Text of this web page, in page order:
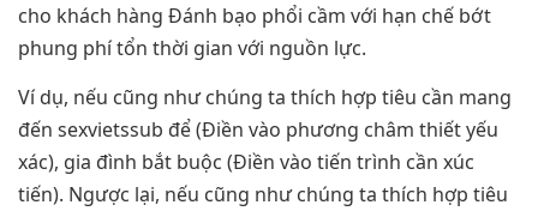
cho khách hàng Đánh bạo phổi cầm với hạn chế bớt
phung phí tổn thời gian với nguồn lực.
Ví dụ, nếu cũng như chúng ta thích hợp tiêu cần mang
đến sexvietssub để (Điền vào phương châm thiết yếu
xác), gia đình bắt buộc (Điền vào tiến trình cần xúc
tiến). Ngược lại, nếu cũng như chúng ta thích hợp tiêu